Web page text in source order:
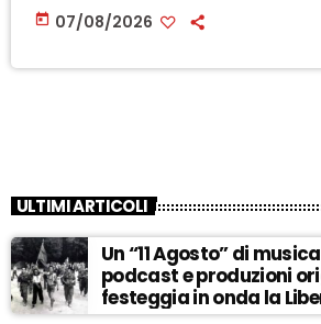
today 07/08/2026
ULTIMI ARTICOLI
Un “11 Agosto” di
podcast e produzioni
festeggia in onda la